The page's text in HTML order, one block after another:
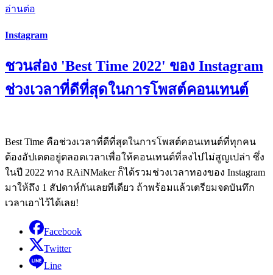
อ่านต่อ
Instagram
ชวนส่อง 'Best Time 2022' ของ Instagram
ช่วงเวลาที่ดีที่สุดในการโพสต์คอนเทนต์
Best Time คือช่วงเวลาที่ดีที่สุดในการโพสต์คอนเทนต์ที่ทุกคน
ต้องอัปเดตอยู่ตลอดเวลาเพื่อให้คอนเทนต์ที่ลงไปไม่สูญเปล่า ซึ่ง
ในปี 2022 ทาง RAiNMaker ก็ได้รวมช่วงเวลาทองของ Instagram
มาให้ถึง 1 สัปดาห์กันเลยทีเดียว ถ้าพร้อมแล้วเตรียมจดบันทึก
เวลาเอาไว้ได้เลย!
Facebook
Twitter
Line